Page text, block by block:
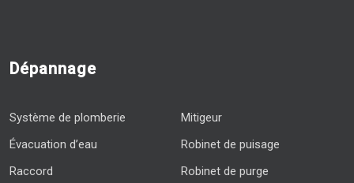
Dépannage
Système de plomberie
Évacuation d’eau
Raccord
Mitigeur
Robinet de puisage
Robinet de purge